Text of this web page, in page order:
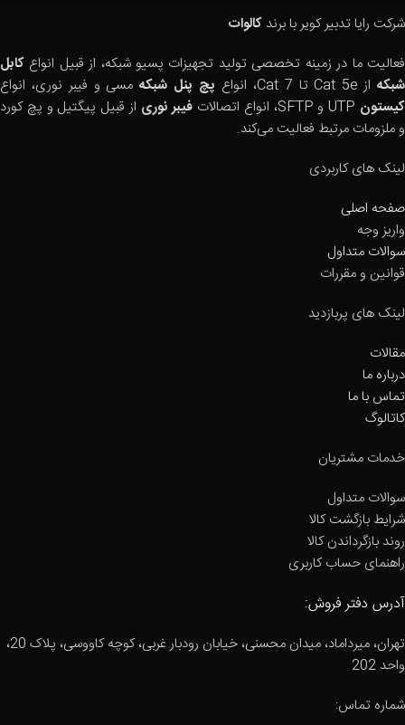
شرکت رایا تدبیر کویر با برند کالوات
فعالیت ما در زمینه تخصصی تولید تجهیزات پسیو شبکه، از قبیل انواع کابل
شبکهاز Cat 5e تا Cat 7، انواع پچ پنل شبکهمسی و فیبر نوری، انواع
کیستون
فیبر نوری از قبیل پیگتیل و پچ کورد
و ملزومات مرتبط فعالیت می‌کند.
لینک های کاربردی
صفحه اصلی
واریز وجه
سوالات متداول
قوانین و مقررات
لینک های پربازدید
مقالات
درباره ما
تماس با ما
کاتالوگ
خدمات مشتریان
سوالات متداول
شرایط بازگشت کالا
روند بازگرداندن کالا
راهنمای حساب کاربری
آدرس دفتر فروش:
تهران، میرداماد، میدان محسنی، خیابان رودبار غربی، کوچه کاووسی، پلاک 20،
واحد 202
شماره تماس: